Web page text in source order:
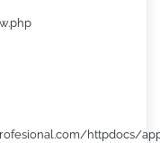
httpdocs/